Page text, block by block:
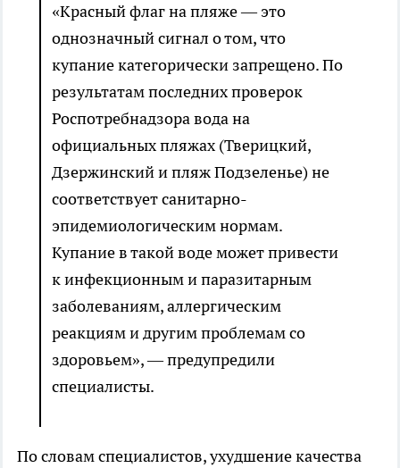
«Красный флаг на пляже — это
однозначный сигнал о том, что
купание категорически запрещено. По
результатам последних проверок
Роспотребнадзора вода на
официальных пляжах (Тверицкий,
Дзержинский и пляж Подзеленье) не
соответствует санитарно-
эпидемиологическим нормам.
Купание в такой воде может привести
к инфекционным и паразитарным
заболеваниям, аллергическим
реакциям и другим проблемам со
здоровьем», — предупредили
специалисты.
По словам специалистов, ухудшение качества